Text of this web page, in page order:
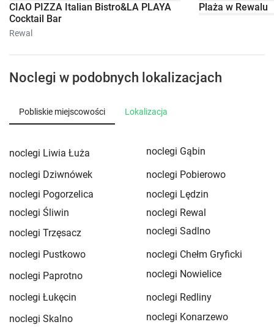
CIAO PIZZA Italian Bistro&LA PLAYA
Cocktail Bar
Rewal
Plaża w Rewalu
Noclegi w podobnych lokalizacjach
Pobliskie miejscowości Lokalizacja
noclegi Liwia Łuża
noclegi Gąbin
noclegi Dziwnówek
noclegi Pobierowo
noclegi Pogorzelica
noclegi Lędzin
noclegi Śliwin
noclegi Rewal
noclegi Trzęsacz
noclegi Sadlno
noclegi Pustkowo
noclegi Chełm Gryficki
noclegi Paprotno
noclegi Nowielice
noclegi Łukęcin
noclegi Redliny
noclegi Skalno
noclegi Konarzewo